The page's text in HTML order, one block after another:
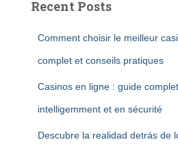
Recent Posts
Comment choisir le meilleur
complet et conseils pratiques
Casinos en ligne : guide
intelligemment et en sécurité
Descubre la realidad detrás de